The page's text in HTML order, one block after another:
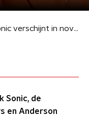
Eerste album van Silk Sonic verschijnt in november
Sonic, de
en Anderson